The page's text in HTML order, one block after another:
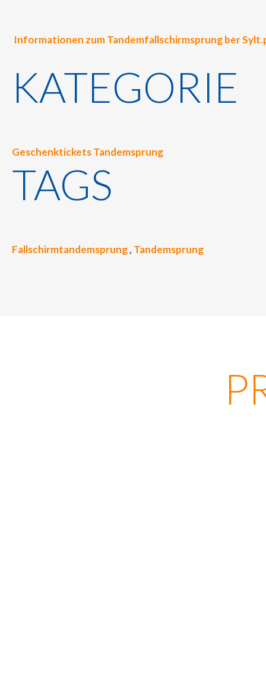
Informationen zum Tandemfallschirmsprung ber
KATEGORIE
Geschenktickets Tandemsprung
TAGS
Fallschirmtandemsprung, Tandemsprung